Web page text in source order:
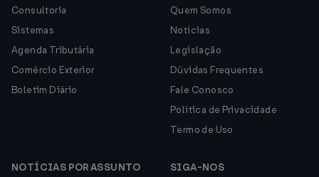
Consultoria
Sistemas
Agenda Tributária
Comércio Exterior
Boletim Diário
Quem Somos
Notícias
Legislação
Dúvidas Frequentes
Fale Conosco
Política de Privacidade
Termo de Uso
NOTÍCIAS POR ASSUNTO
SIGA-NOS